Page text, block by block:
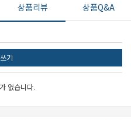
상품리뷰 상품Q&A
기
없습니다.